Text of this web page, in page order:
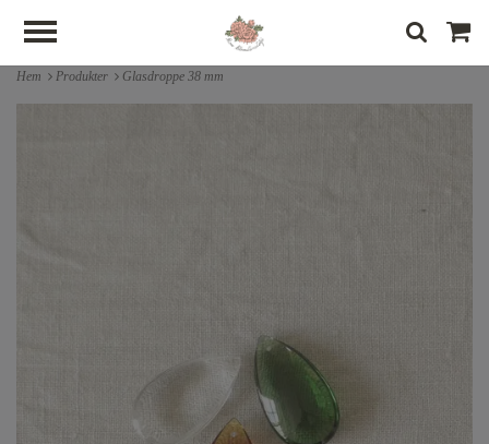
Hem Produkter Glasdroppe 38 mm